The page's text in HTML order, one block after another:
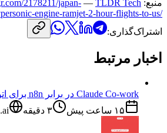
منبع: TLDR Tech
—
2178211/japan-
engine-ramjet-2-hour-flights-to-us/
اشتراک‌گذاری:
اخبار مرتبط
Claude Co-work در برابر n8n برای اتوماسیون زمان‌بندی‌شده
۱۵ ساعت پیش
۳ دقیقه